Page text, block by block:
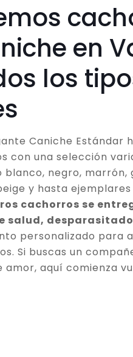
en
los
Caniche Estándar
con una selección
blanco, negro, marrón,
y hasta
cachorros se
salud,
personalizado para
Si buscas un
amor, aquí comienza